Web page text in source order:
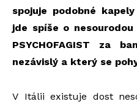
spojuje podobné
jde spíše o
PSYCHOFAGIST za
nezávislý a který se
V Itálii existuje dost